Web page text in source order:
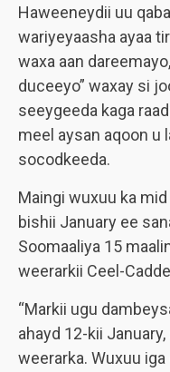
Haweeneydii uu
wariyeyaasha ayaa
waxa aan
duceeyo” waxay si
seeygeeda kaga
meel aysan aqoon u
socodkeeda.
Maingi wuxuu ka
bishii January ee
Soomaaliya 15
weerarkii Ceel-
“Markii ugu
ahayd 12-kii
weerarka. Wuxuu